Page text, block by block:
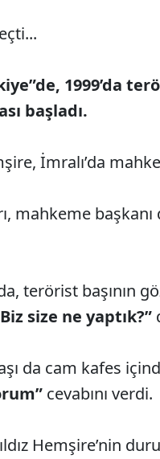
1999’da
başladı.
İmralı’da
mahkeme
terörist başının
size ne yaptık?”
da cam kafes
cevabını verdi.
Hemşire’nin